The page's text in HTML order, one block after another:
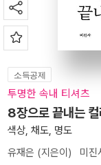
소득공제
투명한 속내 티셔츠
8장으로 끝내는
색상, 채도, 명도
유재은 (지은이) 미진